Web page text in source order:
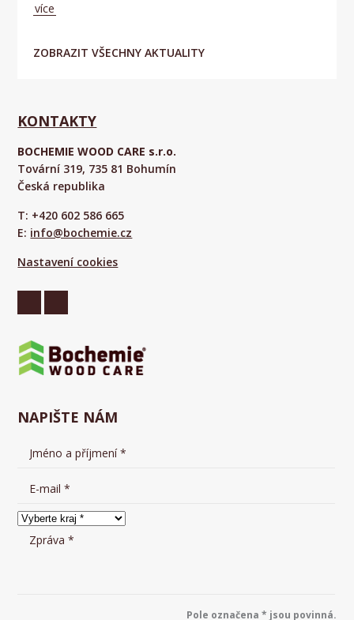
ZOBRAZIT VŠECHNY AKTUALITY
více
KONTAKTY
BOCHEMIE WOOD CARE s.r.o.
Tovární 319, 735 81 Bohumín
Česká republika
T: +420 602 586 665
E: info@bochemie.cz
Nastavení cookies
NAPIŠTE NÁM
Pole označena * jsou povinná.